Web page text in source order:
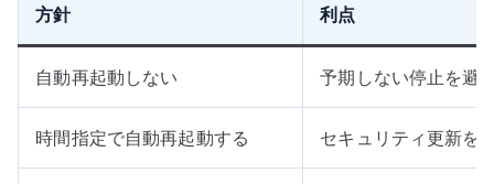
方針 利点
自動再起動しない 予期しない停止を避
時間指定で自動再起動する セキュリティ更新を